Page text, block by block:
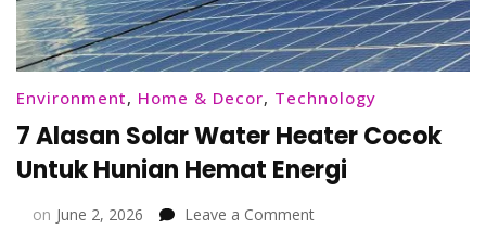
Environment, Home & Decor, Technology
7 Alasan Solar Water Heater Cocok
Untuk Hunian Hemat Energi
on June 2, 2026 Leave a Commenton